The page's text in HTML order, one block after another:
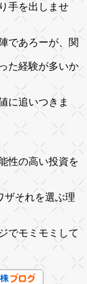
手を出しませ
であろーが、関
た経験が多いか
に追いつきま
性の高い投資を
ザそれを選ぶ理
でモミモミして